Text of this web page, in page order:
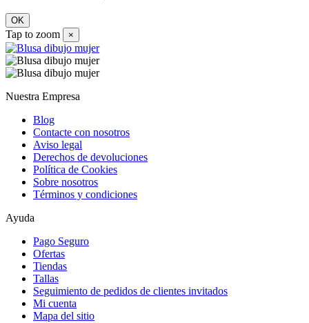
OK
Tap to zoom ×
Nuestra Empresa
Blog
Contacte con nosotros
Aviso legal
Derechos de devoluciones
Política de Cookies
Sobre nosotros
Términos y condiciones
Ayuda
Pago Seguro
Ofertas
Tiendas
Tallas
Seguimiento de pedidos de clientes invitados
Mi cuenta
Mapa del sitio